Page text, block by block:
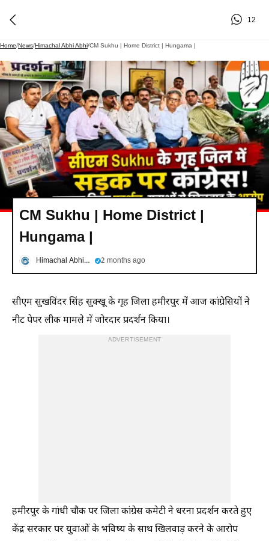
12
Home/News/Himachal Abhi Abhi/CM Sukhu | Home District | Hungama |
CM Sukhu | Home District |
Hungama |
Himachal Abhi Abhi 2 months ago
सीएम सुखविंदर सिंह सुक्खू के गृह जिला हमीरपुर में आज कांग्रेसियों ने
नीट पेपर लीक मामले में जोरदार प्रदर्शन किया।
ADVERTISEMENT
हमीरपुर के गांधी चौक पर जिला कांग्रेस कमेटी ने धरना प्रदर्शन करते हुए
केंद्र सरकार पर युवाओं के भविष्य के साथ खिलवाड़ करने के आरोप